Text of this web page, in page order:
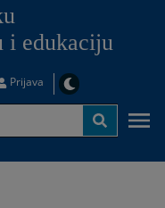
i edukaciju
Prijava